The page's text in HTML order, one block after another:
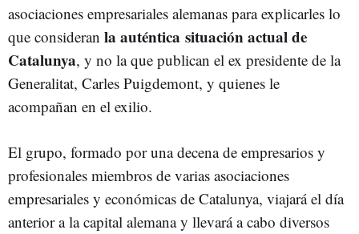
asociaciones empresariales alemanas para explicarles lo
que consideran la auténtica situación actual de
Catalunya, y no la que publican el ex presidente de la
Generalitat, Carles Puigdemont, y quienes le
acompañan en el exilio.
El grupo, formado por una decena de empresarios y
profesionales miembros de varias asociaciones
empresariales y económicas de Catalunya, viajará el día
anterior a la capital alemana y llevará a cabo diversos